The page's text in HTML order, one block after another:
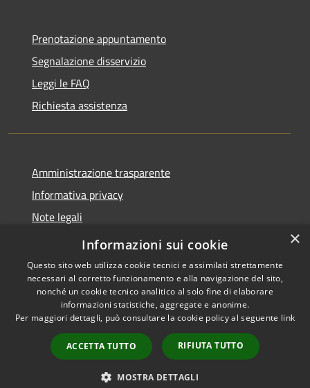
Prenotazione appuntamento
Segnalazione disservizio
Leggi le FAQ
Richiesta assistenza
Amministrazione trasparente
Informativa privacy
Note legali
Dichiarazione di accessibilità
Accessibilità
Copyright © 2026 • Comune di
Carrara • Powered by
Municipium•
Accesso
redazione
×
Informazioni sui cookie
Questo sito web utilizza cookie tecnici e assimilati strettamente
necessari al corretto funzionamento e alla navigazione del sito,
nonché un cookie tecnico analitico al solo fine di elaborare
informazioni statistiche, aggregate e anonime.
Per maggiori dettagli, può consultare la cookie policy al seguente link
ACCETTA TUTTO RIFIUTA TUTTO
MOSTRA DETTAGLI